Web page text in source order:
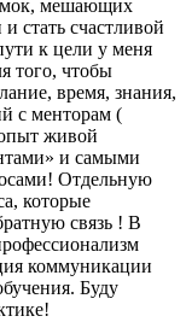
мешающих
стать счастливой
к цели у меня
того, чтобы
время, знания,
с менторам (
живой
и самыми
Отдельную
которые
связь ! В
коммуникации
Буду